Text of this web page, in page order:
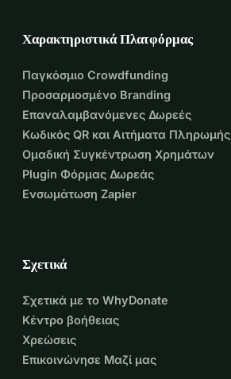
Χαρακτηριστικά Πλατφόρμας
Παγκόσμιο Crowdfunding
Προσαρμοσμένο Branding
Επαναλαμβανόμενες Δωρεές
Κωδικός QR και Αιτήματα Πληρωμής
Ομαδική Συγκέντρωση Χρημάτων
Plugin Φόρμας Δωρεάς
Ενσωμάτωση Zapier
Σχετικά
Σχετικά με το WhyDonate
Κέντρο βοήθειας
Χρεώσεις
Επικοινώνησε Μαζί μας